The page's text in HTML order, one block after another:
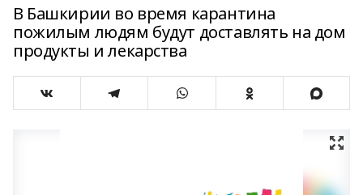
В Башкирии во время карантина
пожилым людям будут доставлять на дом
продукты и лекарства